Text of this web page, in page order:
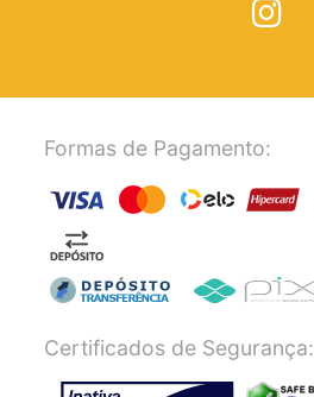
Formas de Pagamento:
Certificados de Segurança: